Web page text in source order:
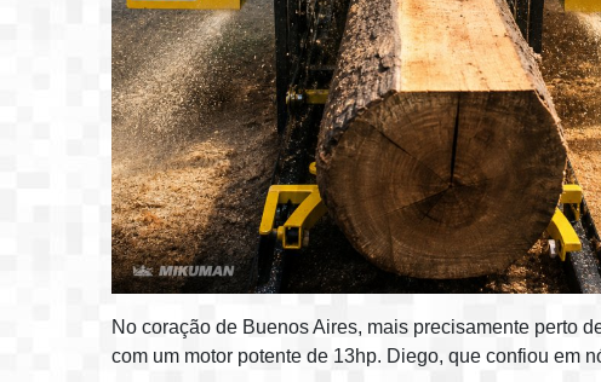
No coração de Buenos Aires, mais precisamente perto
com um motor potente de 13hp. Diego, que confiou em